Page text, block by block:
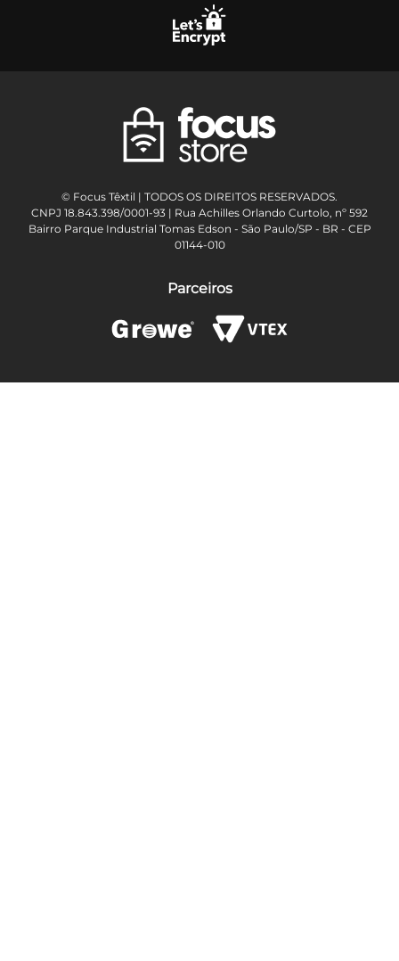
© Focus Têxtil | TODOS OS DIREITOS RESERVADOS.
CNPJ 18.843.398/0001-93 | Rua Achilles Orlando Curtolo, nº 592
Bairro Parque Industrial Tomas Edson - São Paulo/SP - BR - CEP
01144-010
Parceiros